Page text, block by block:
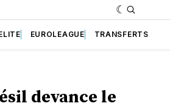
EUROLEAGUE TRANSFERTS
devance le